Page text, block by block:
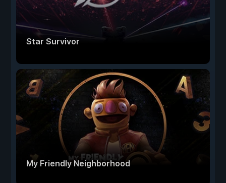
Star Survivor
My Friendly Neighborhood